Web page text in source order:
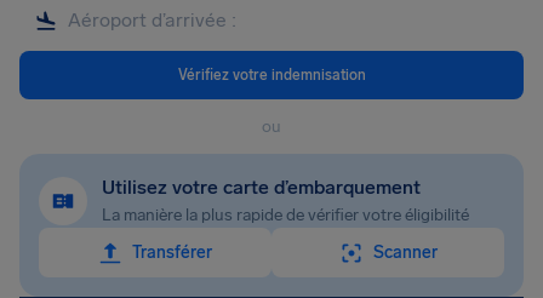
Vérifiez votre indemnisation
ou
Utilisez votre carte d’embarquement
La manière la plus rapide de vérifier votre éligibilité
Transférer
Scanner